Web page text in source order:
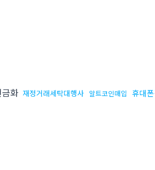
화 재정거래세탁대행사 알트코인매입 휴대